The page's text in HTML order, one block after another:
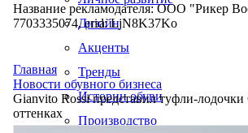
Дизайн
Акценты
Тренды
Истории обуви
Производство
Название рекламодателя: ООО "Рикер
7703335074, erid: LjN8K37Ko
Главная
Новости обувного бизнеса
Gianvito Rossi представил туфли-
оттенках